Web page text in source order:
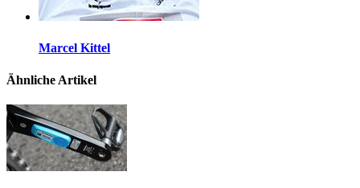
Marcel Kittel
Ähnliche Artikel